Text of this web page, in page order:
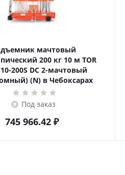
мачтовый
200 кг 10 м TOR
200S DC 2-мачтовый
(N) в Чебоксарах
Под заказ
745 966.42₽